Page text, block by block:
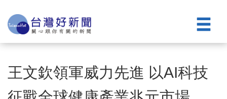
王文欽領軍威力先進 以AI科技